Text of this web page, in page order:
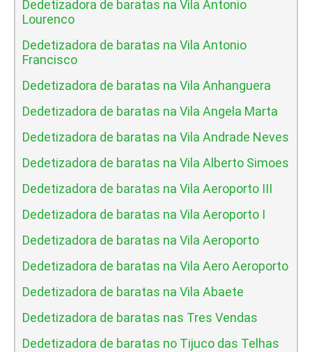
Dedetizadora de baratas na Vila Antonio
Lourenco
Dedetizadora de baratas na Vila Antonio
Francisco
Dedetizadora de baratas na Vila Anhanguera
Dedetizadora de baratas na Vila Angela Marta
Dedetizadora de baratas na Vila Andrade Neves
Dedetizadora de baratas na Vila Alberto Simoes
Dedetizadora de baratas na Vila Aeroporto III
Dedetizadora de baratas na Vila Aeroporto I
Dedetizadora de baratas na Vila Aeroporto
Dedetizadora de baratas na Vila Aero Aeroporto
Dedetizadora de baratas na Vila Abaete
Dedetizadora de baratas nas Tres Vendas
Dedetizadora de baratas no Tijuco das Telhas